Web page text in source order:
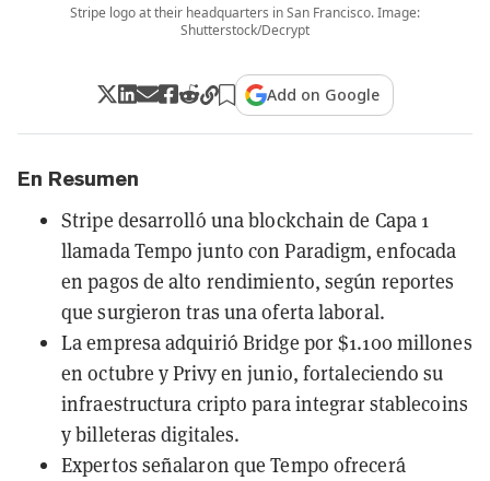
Stripe logo at their headquarters in San Francisco. Image:
Shutterstock/Decrypt
Add on Google
En Resumen
Stripe desarrolló una blockchain de Capa 1
llamada Tempo junto con Paradigm, enfocada
en pagos de alto rendimiento, según reportes
que surgieron tras una oferta laboral.
La empresa adquirió Bridge por $1.100 millones
en octubre y Privy en junio, fortaleciendo su
infraestructura cripto para integrar stablecoins
y billeteras digitales.
Expertos señalaron que Tempo ofrecerá